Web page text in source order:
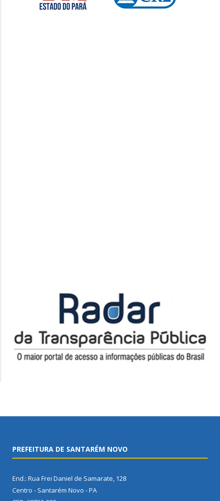
PREFEITURA DE SANTARÉM NOVO
End.: Rua Frei Daniel de Samarate, 128
Centro - Santarém Novo - PA